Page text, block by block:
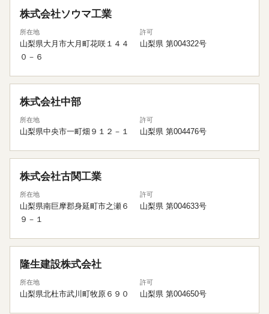
株式会社ソウマ工業
所在地
山梨県大月市大月町花咲１４４
０－６
許可
山梨県 第004322号
株式会社中部
所在地
山梨県中央市一町畑９１２－１
許可
山梨県 第004476号
株式会社古関工業
所在地
山梨県南巨摩郡身延町市之瀬６
９－１
許可
山梨県 第004633号
隆生建設株式会社
所在地
山梨県北杜市武川町牧原６９０
許可
山梨県 第004650号